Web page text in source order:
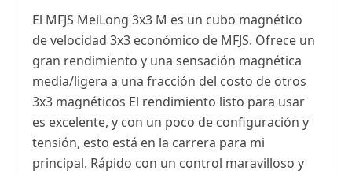
El MFJS MeiLong 3x3 M es un cubo magnético
de velocidad 3x3 económico de MFJS. Ofrece un
gran rendimiento y una sensación magnética
media/ligera a una fracción del costo de otros
3x3 magnéticos El rendimiento listo para usar
es excelente, y con un poco de configuración y
tensión, esto está en la carrera para mi
principal. Rápido con un control maravilloso y